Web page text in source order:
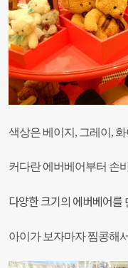
색상은 베이지, 그레이,
커다란 에버베어부터 손
다양한 크기의 에버베어를
아이가 보자마자 찜콩해